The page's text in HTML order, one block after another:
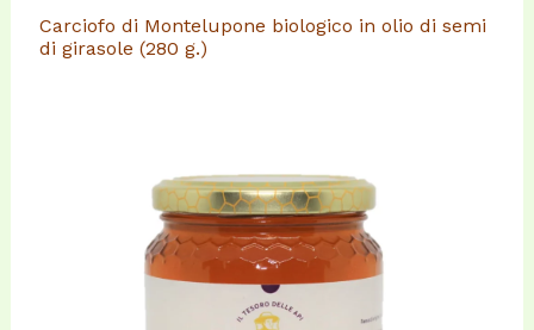
Carciofo di Montelupone biologico in olio di semi
di girasole (280 g.)